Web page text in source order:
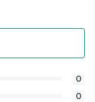
0
0